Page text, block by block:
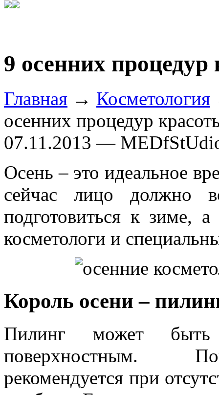
9 осенних процедур
Главная → Косметология
осенних процедур
07.11.2013 —
Осень – это идеальное
сейчас лицо должно
подготовиться к зиме,
косметологи и
Король осени –
Пилинг может
поверхностным.
рекомендуется при